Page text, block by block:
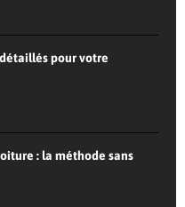
pour votre
: la méthode sans